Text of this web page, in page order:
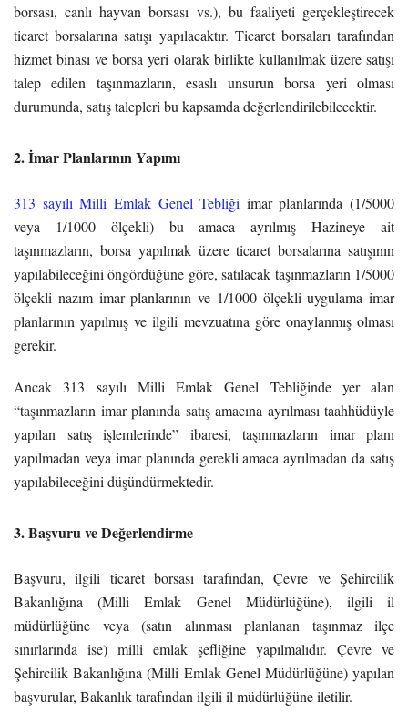
borsası, canlı hayvan borsası vs.), bu faaliyeti gerçekleştirecek
ticaret borsalarına satışı yapılacaktır. Ticaret borsaları tarafından
hizmet binası ve borsa yeri olarak birlikte kullanılmak üzere satışı
talep edilen taşınmazların, esaslı unsurun borsa yeri olması
durumunda, satış talepleri bu kapsamda değerlendirilebilecektir.
2. İmar Planlarının Yapımı
313 sayılı Milli Emlak Genel Tebliği imar planlarında (1/5000
veya 1/1000 ölçekli) bu amaca ayrılmış Hazineye ait
taşınmazların, borsa yapılmak üzere ticaret borsalarına satışının
yapılabileceğini öngördüğüne göre, satılacak taşınmazların 1/5000
ölçekli nazım imar planlarının ve 1/1000 ölçekli uygulama imar
planlarının yapılmış ve ilgili mevzuatına göre onaylanmış olması
gerekir.
Ancak 313 sayılı Milli Emlak Genel Tebliğinde yer alan
“taşınmazların imar planında satış amacına ayrılması taahhüdüyle
yapılan satış işlemlerinde” ibaresi, taşınmazların imar planı
yapılmadan veya imar planında gerekli amaca ayrılmadan da satış
yapılabileceğini düşündürmektedir.
3. Başvuru ve Değerlendirme
Başvuru, ilgili ticaret borsası tarafından, Çevre ve Şehircilik
Bakanlığına (Milli Emlak Genel Müdürlüğüne), ilgili il
müdürlüğüne veya (satın alınması planlanan taşınmaz ilçe
sınırlarında ise) milli emlak şefliğine yapılmalıdır. Çevre ve
Şehircilik Bakanlığına (Milli Emlak Genel Müdürlüğüne) yapılan
başvurular, Bakanlık tarafından ilgili il müdürlüğüne iletilir.